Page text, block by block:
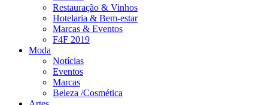
Restauração & Vinhos
Hotelaria & Bem-estar
Marcas & Eventos
F4F 2019
Moda
Notícias
Eventos
Marcas
Beleza /Cosmética